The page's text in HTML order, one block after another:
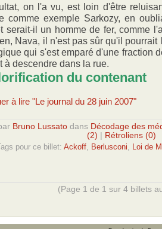
on l'a vu, est loin d'être
comme exemple Sarkozy, en
serait-il un homme de fer, comme
Nava, il n'est pas sûr qu'il pourrait
qui s'est emparé d'une fraction
à descendre dans la rue.
du contenant
à lire "Le journal du 28 juin 2007"
Bruno Lussato dans Décodage des
(2)
Rétroliens (0)
pour ce billet: Ackoff Berlusconi Loi de
(Page 1 de 1 sur 4 billets